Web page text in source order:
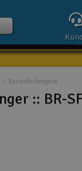
Servoforlengere
:: BR-